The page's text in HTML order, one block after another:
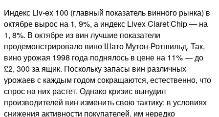
Индекс Liv-ex 100 (главный показатель винного рынка) в
октябре вырос на 1, 9%, а индекс Livex Claret Chip — на
1, 8%. В октябре из вин лучшие показатели
продемонстрировало вино Шато Мутон-Ротшильд. Так,
вино урожая 1998 года поднялось в цене на 11% — до
£2, 300 за ящик. Поскольку запасы вин различных
урожаев с каждым годом сокращаются, естественно, что
спрос на них растет. Однако кризис вынудил
производителей вин изменить свою тактику: в условиях
снижения активности покупателей, им нередко